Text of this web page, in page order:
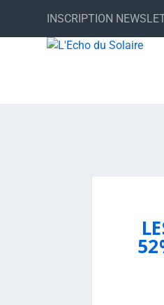
INSCRIPTION